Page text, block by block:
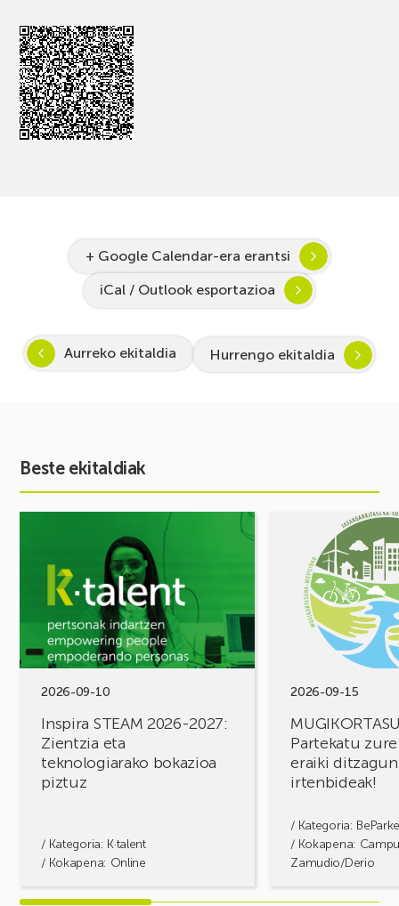
+ Google Calendar-era erantsi
iCal / Outlook esportazioa
Aurreko ekitaldia Hurrengo ekitaldia
Beste ekitaldiak
2026-09-10
Inspira STEAM 2026-2027:
Zientzia eta
teknologiarako bokazioa
piztuz
/ Kategoria: K·talent
/ Kokapena: Online
STEAM
Zientzia
eta
teknologiarako
bokazioa
2026-09-15
Partekatu
eraiki ditzagun
irtenbideak!
/ Kategoria:
/ Kokapena:
Zamudio/Derio
MUGIKORTASUN
FOROA
Partekatu
erronkak,
irtenbideak!